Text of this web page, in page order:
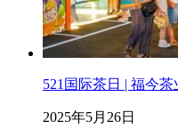
521国际茶日 | 福今
2025年5月26日